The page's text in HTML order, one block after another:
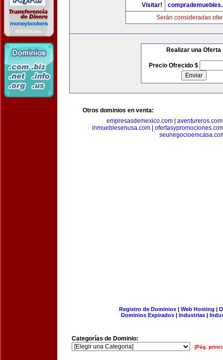
Visitar!
Serán consideradas
Realizar una Oferta
Precio Ofrecido $
Otros dominios en venta:
empresasdemexico.com| aventureros.com
inmueblesenusa.com|
Registro de Dominios| Web Hosting |
Dominios Expirados | Industrias |
Categorías de Dominio:
[Pág.